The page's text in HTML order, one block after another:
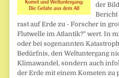
der
rast auf Erde zu - Forscher in
Flutwelle im Atlantik?" wert. In
oder bei sogenannten
Bedürfnis, den Weltuntergang
Klimawandel, sondern auch
der Erde mit einem Kometen zu